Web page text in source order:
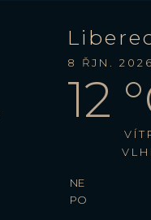
8 ŘJN. 2026
12
NE
PO